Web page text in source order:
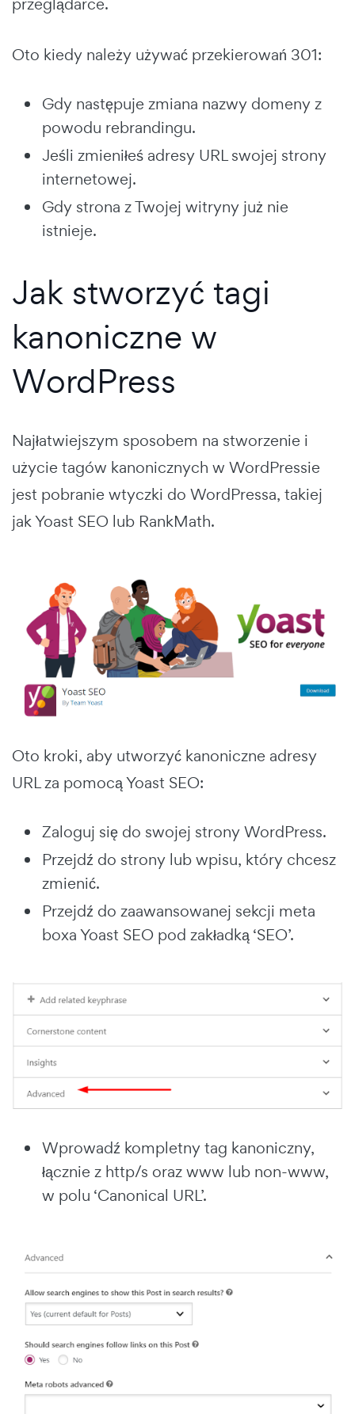
Oto kiedy należy używać przekierowań 301:
Gdy następuje zmiana nazwy domeny z
powodu rebrandingu.
Jeśli zmieniłeś adresy URL swojej strony
internetowej.
Gdy strona z Twojej witryny już nie
istnieje.
Jak stworzyć tagi
kanoniczne w
WordPress
Najłatwiejszym sposobem na stworzenie i
użycie tagów kanonicznych w WordPressie
jest pobranie wtyczki do WordPressa, takiej
jak Yoast SEO lub RankMath.
Oto kroki, aby utworzyć kanoniczne adresy
URL za pomocą Yoast SEO:
Zaloguj się do swojej strony WordPress.
Przejdź do strony lub wpisu, który chcesz
zmienić.
Przejdź do zaawansowanej sekcji meta
boxa Yoast SEO pod zakładką ‘SEO’.
Wprowadź kompletny tag kanoniczny,
łącznie z http/s oraz www lub non-www,
w polu ‘Canonical URL’.